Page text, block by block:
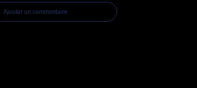
Ajouter un commentaire